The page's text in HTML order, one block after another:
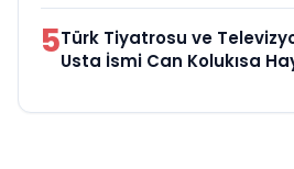
5Türk Tiyatrosu ve
Usta İsmi Can Kolukısa